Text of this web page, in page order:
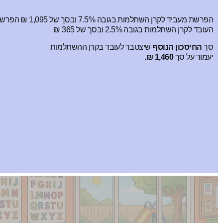
הפרשת מעביד לקרן השתלמות בגובה 7.5% ובסך של 1,095 ₪
העובד לקרן השתלמות בגובה 2.5% ובסך של
365 ₪
סך החיסכון הנוסף שיצטבר לעובד בקרן ההשתלמות
יעמוד על סך1,460 ₪.